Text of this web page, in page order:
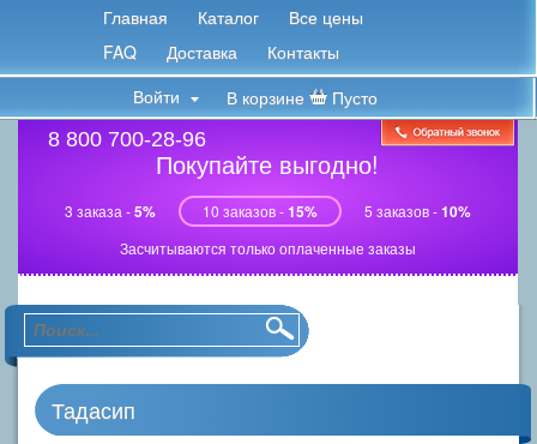
Главная Каталог
Все цены
FAQ
Доставка
Контакты
В корзине
Пусто
Войти
Покупайте выгодно!
3 заказа -5% 10 заказов -15% 5 заказов -10%
Засчитываются только оплаченные заказы
8 800 700-28-96
Тадасип